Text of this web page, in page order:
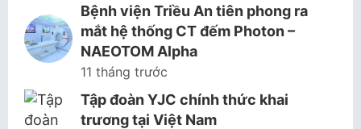
Bệnh viện Triều An tiên phong ra
mắt hệ thống CT đếm Photon –
NAEOTOM Alpha
11 tháng trước
Tập đoàn YJC chính thức khai
trương tại Việt Nam